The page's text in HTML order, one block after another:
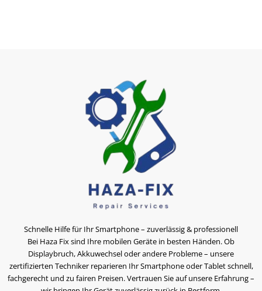
Schnelle Hilfe für Ihr Smartphone – zuverlässig & professionell
Bei Haza Fix sind Ihre mobilen Geräte in besten Händen. Ob
Displaybruch, Akkuwechsel oder andere Probleme – unsere
zertifizierten Techniker reparieren Ihr Smartphone oder Tablet schnell,
fachgerecht und zu fairen Preisen. Vertrauen Sie auf unsere Erfahrung –